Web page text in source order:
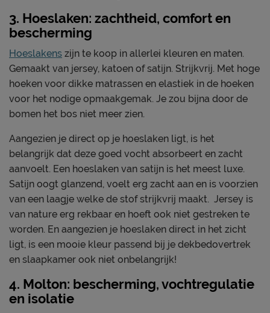
3. Hoeslaken: zachtheid, comfort en
bescherming
Hoeslakens zijn te koop in allerlei kleuren en maten.
Gemaakt van jersey, katoen of satijn. Strijkvrij. Met hoge
hoeken voor dikke matrassen en elastiek in de hoeken
voor het nodige opmaakgemak. Je zou bijna door de
bomen het bos niet meer zien.
Aangezien je direct op je hoeslaken ligt, is het
belangrijk dat deze goed vocht absorbeert en zacht
aanvoelt. Een hoeslaken van satijn is het meest luxe.
Satijn oogt glanzend, voelt erg zacht aan en is voorzien
van een laagje welke de stof strijkvrij maakt. Jersey is
van nature erg rekbaar en hoeft ook niet gestreken te
worden. En aangezien je hoeslaken direct in het zicht
ligt, is een mooie kleur passend bij je dekbedovertrek
en slaapkamer ook niet onbelangrijk!
4. Molton: bescherming, vochtregulatie
en isolatie